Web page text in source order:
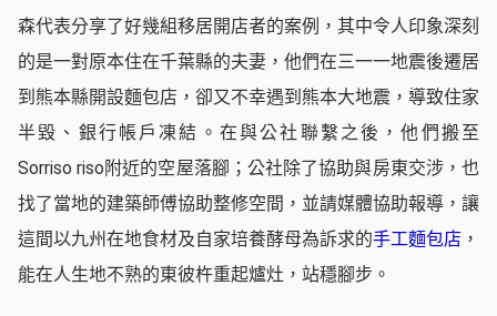
森代表分享了好幾組移居開店者的案例，其中令人印象深刻
的是一對原本住在千葉縣的夫妻，他們在三一一地震後遷居
到熊本縣開設麵包店，卻又不幸遇到熊本大地震，導致住家
半毀、銀行帳戶凍結。在與公社聯繫之後，他們搬至
Sorriso riso附近的空屋落腳；公社除了協助與房東交涉，也
找了當地的建築師傅協助整修空間，並請媒體協助報導，讓
這間以九州在地食材及自家培養酵母為訴求的手工麵包店 ，
能在人生地不熟的東彼杵重起爐灶，站穩腳步。